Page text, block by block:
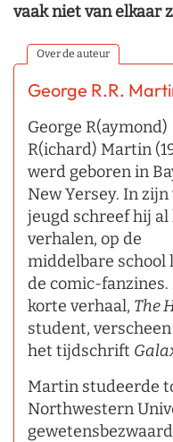
vaak niet van elkaar
Over de auteur
George R.R.
George R(aymond)
R(ichard) Martin
werd geboren in
New Yersey. In zijn
jeugd schreef hij al
verhalen, op de
middelbare school
de comic-
korte verhaal, The
student,
het tijdschrift
Martin studeerde
Northwestern